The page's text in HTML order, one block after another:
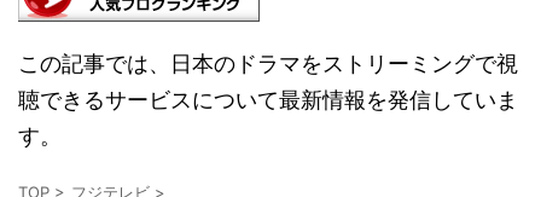
この記事では、日本のドラマをストリーミングで視
聴できるサービスについて最新情報を発信していま
す。
TOP > フジテレビ >